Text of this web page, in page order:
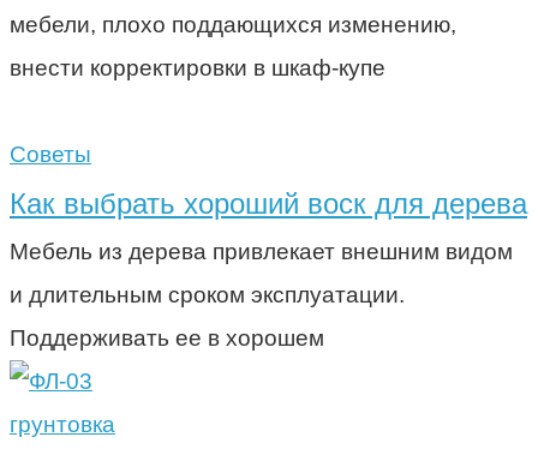
мебели, плохо поддающихся изменению,
внести корректировки в шкаф-купе
Советы
Как выбрать хороший воск для дерева
Мебель из дерева привлекает внешним видом
и длительным сроком эксплуатации.
Поддерживать ее в хорошем
грунтовка